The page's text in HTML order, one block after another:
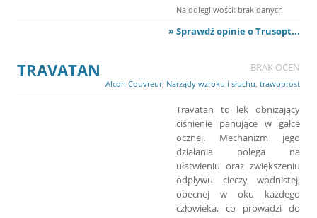
Na dolegliwości: brak danych
» Sprawdź opinie o Trusopt...
TRAVATAN BRAK OCEN
Alcon Couvreur, Narządy wzroku i słuchu trawoprost
Travatan to lek obniżający
ciśnienie panujące w gałce
ocznej. Mechanizm jego
działania polega na
ułatwieniu oraz zwiększeniu
odpływu cieczy wodnistej,
obecnej w oku każdego
człowieka, co prowadzi do